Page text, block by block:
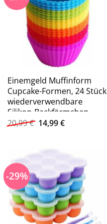
Einemgeld Muffinform
Cupcake-Formen, 24 Stück
wiederverwendbare
Silikon-Backförmchen
20,99€ Ursprünglicher
Preis
14,99€Aktueller
-29%